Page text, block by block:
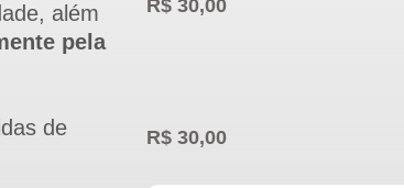
além
pela
de